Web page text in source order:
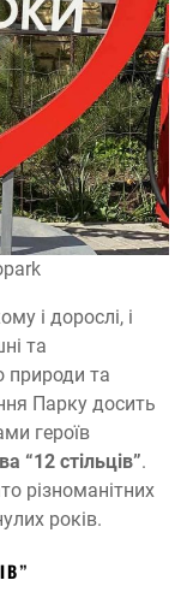
і дорослі, і
та
природи та
Парку досить
героїв
“12 стільців”.
різноманітних
років.